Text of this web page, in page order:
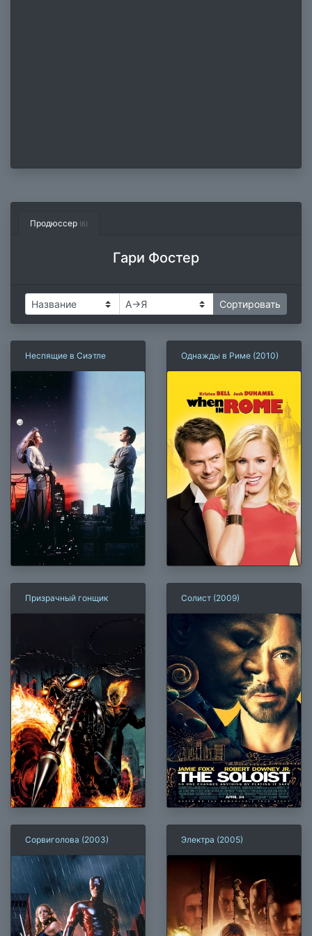
Продюссер (6)
Гари Фостер
Неспящие в Сиэтле Однажды в Риме (2010)
Призрачный гонщик Солист (2009)
Сорвиголова (2003) Электра (2005)